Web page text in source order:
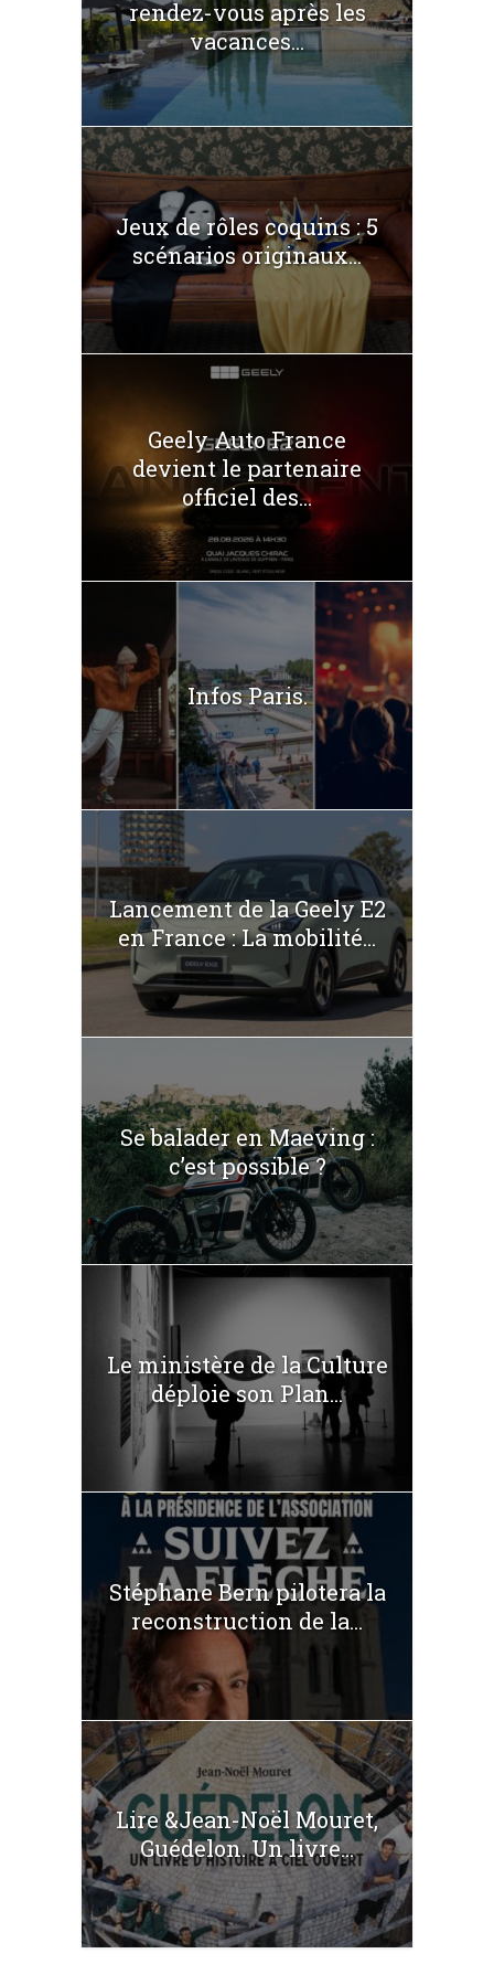
rendez-vous après les
vacances...
Jeux de rôles coquins : 5
scénarios originaux...
Geely Auto France
devient le partenaire
officiel des...
Infos Paris.
Lancement de la Geely E2
en France : La mobilité...
Se balader en Maeving :
c’est possible ?
Le ministère de la Culture
déploie son Plan...
Stéphane Bern pilotera la
reconstruction de la...
Lire &Jean-Noël Mouret,
Guédelon. Un livre...